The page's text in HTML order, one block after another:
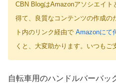
CBN BlogはAmazonアソシエイト
得て、良質なコンテンツの作成の
ト内のリンク経由で Amazonにて
くと、大変助かります。いつもご
自転車用のハンドルバーバッ